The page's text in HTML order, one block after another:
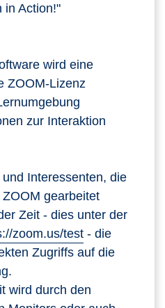
in Action!"
wird eine
ZOOM-Lizenz
zur Interaktion
Interessenten, die
gearbeitet
Zeit - dies unter der
zoom.us/test - die
Zugriffs auf die
wird durch den